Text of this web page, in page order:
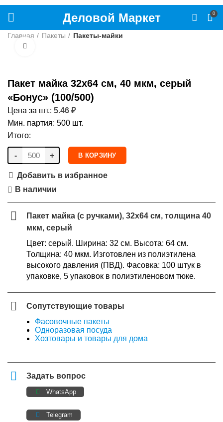
Деловой Маркет 0
Главная Пакеты Пакеты-майки
Пакет майка 32х64 см, 40 мкм, серый
«Бонус» (100/500)
Цена за шт.: 5.46 ₽
Мин. партия: 500 шт.
Итого:
- + В КОРЗИНУ
Добавить в избранное
В наличии
Пакет майка (с ручками), 32х64 см, толщина 40
мкм, серый
Цвет: серый. Ширина: 32 см. Высота: 64 см.
Толщина: 40 мкм. Изготовлен из полиэтилена
высокого давления (ПВД). Фасовка: 100 штук в
упаковке, 5 упаковок в полиэтиленовом тюке.
Сопутствующие товары
Фасовочные пакеты
Одноразовая посуда
Хозтовары и товары для дома
Задать вопрос
WhatsApp
Telegram